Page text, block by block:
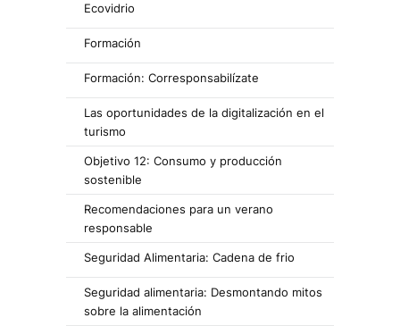
Ecovidrio
Formación
Formación: Corresponsabilízate
Las oportunidades de la digitalización en el
turismo
Objetivo 12: Consumo y producción
sostenible
Recomendaciones para un verano
responsable
Seguridad Alimentaria: Cadena de frio
Seguridad alimentaria: Desmontando mitos
sobre la alimentación